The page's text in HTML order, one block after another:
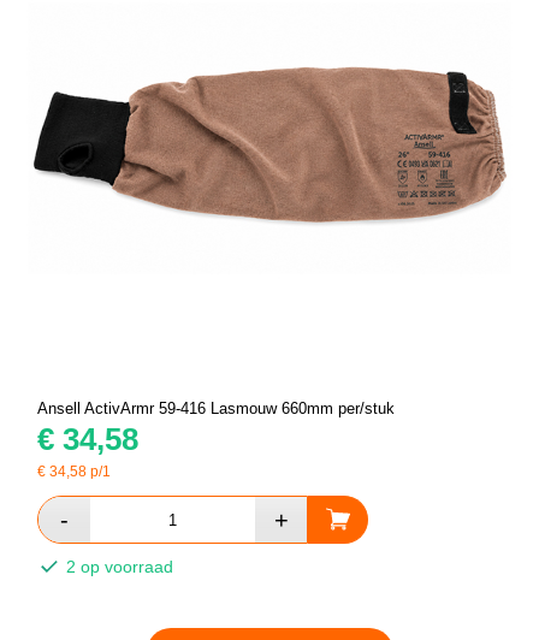
Ansell ActivArmr 59-416 Lasmouw 660mm per/stuk
€ 34,58
€34,58 p/1
2 op voorraad